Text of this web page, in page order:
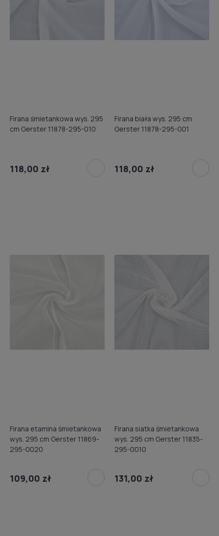
Firana śmietankowa wys. 295
cm Gerster 11878-295-010
118,00 zł
Firana biała wys. 295 cm
Gerster 11878-295-001
118,00 zł
Firana etamina śmietankowa
wys. 295 cm Gerster 11869-
295-0020
109,00 zł
Firana siatka śmietankowa
wys. 295 cm Gerster 11835-
295-0010
131,00 zł